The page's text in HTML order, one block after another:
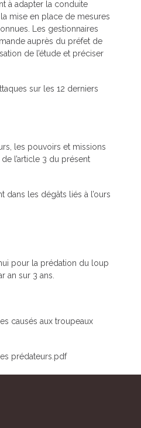
à adapter la conduite
mise en place de mesures
Les gestionnaires
auprès du préfet de
de l’étude et préciser
sur les 12 derniers
les pouvoirs et missions
l’article 3 du présent
dans les dégâts liés à l’ours
pour la prédation du loup
an sur 3 ans.
causés aux troupeaux
prédateurs.pdf